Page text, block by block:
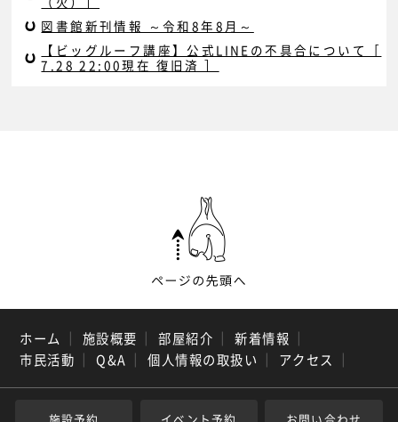
図書館新刊情報 ～令和8年8月～
【ビッグルーフ講座】公式LINEの不具合について［
7.28 22:00現在 復旧済 ］
ホーム ｜ 施設概要 ｜ 部屋紹介 ｜ 新着情報 ｜
市民活動 ｜ Q&A ｜ 個人情報の取扱い ｜ アクセス ｜